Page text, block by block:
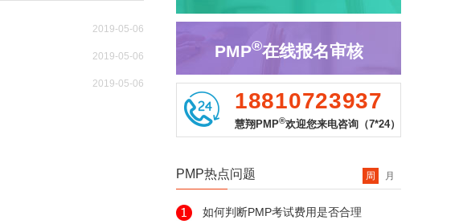
2019-05-06
2019-05-06
2019-05-06
PMP®在线报名审核
18810723937
慧翔PMP®欢迎您来电咨询（7*24）
PMP热点问题 周 月
如何判断PMP考试费用是否合理